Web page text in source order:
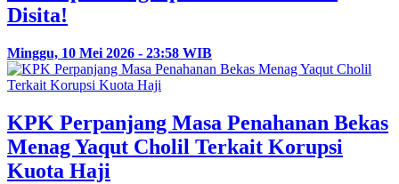
Disita!
Minggu, 10 Mei 2026 - 23:58 WIB
KPK Perpanjang Masa Penahanan Bekas
Menag Yaqut Cholil Terkait Korupsi
Kuota Haji